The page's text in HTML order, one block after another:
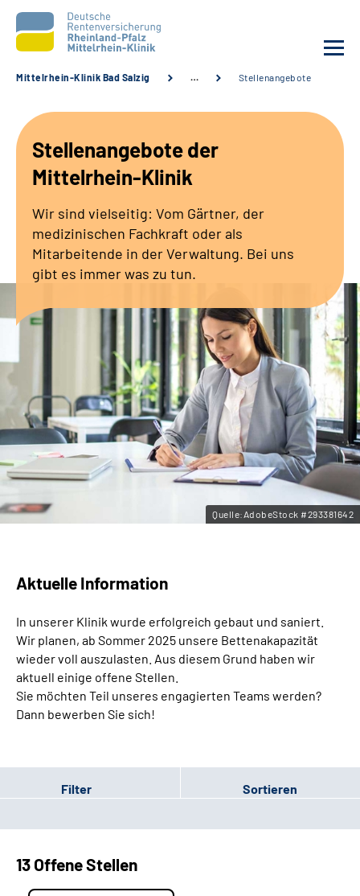
Unsere Angebote
Karriere
Zuweisende &
Leichte Sprache
Gebärdensprache
Mittelrhein-Klinik Bad Salzig … Stellenangebote
Stellenangebote der
Mittelrhein-Klinik
Wir sind vielseitig: Vom Gärtner, der
medizinischen Fachkraft oder als
Mitarbeitende in der Verwaltung. Bei uns
gibt es immer was zu tun.
Quelle:AdobeStock #293381642
Aktuelle Information
In unserer Klinik wurde erfolgreich gebaut und saniert.
Wir planen, ab Sommer 2025 unsere Bettenakapazität
wieder voll auszulasten. Aus diesem Grund haben wir
aktuell einige offene Stellen.
Sie möchten Teil unseres engagierten Teams werden?
Dann bewerben Sie sich!
Filter Sortieren
13 Offene Stellen